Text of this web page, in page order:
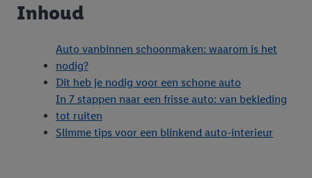
Inhoud
Auto vanbinnen schoonmaken: waarom is het
nodig?
Dit heb je nodig voor een schone auto
In 7 stappen naar een frisse auto: van bekleding
tot ruiten
Slimme tips voor een blinkend auto-interieur